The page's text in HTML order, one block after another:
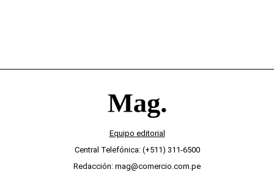
Equipo editorial
Central Telefónica: (+511) 311-6500
Redacción: mag@comercio.com.pe